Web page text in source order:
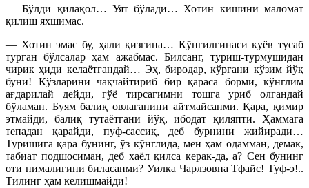
— Бўлди қилақол… Уят бўлади… Хотин кишини маломат
қилиш яхшимас.
— Хотин эмас бу, ҳали қизгина… Кўнгилгинаси куёв тусаб
турган бўлсалар ҳам ажабмас. Билсанг, туриш-турмушидан
чирик ҳиди келаётгандай… Эҳ, биродар, кўргани кўзим йўқ
буни! Кўзларини чақчайтириб бир қараса борми, кўнглим
ағдарилай дейди, гўё тирсагимни тошга уриб олгандай
бўламан. Буям балиқ овлаганини айтмайсанми. Қара, қимир
этмайди, балиқ тутаётгани йўқ, ибодат қиляпти. Ҳаммага
тепадан қарайди, пуф-сассиқ, деб бурнини жийиради…
Туришига қара бунинг, ўз кўнглида, мен ҳам одамман, демак,
табиат подшосиман, деб хаёл қилса керак-да, а? Сен бунинг
оти нималигини биласанми? Уилка Чарлзовна Тфайс! Туф-э!..
Тилинг ҳам келишмайди!